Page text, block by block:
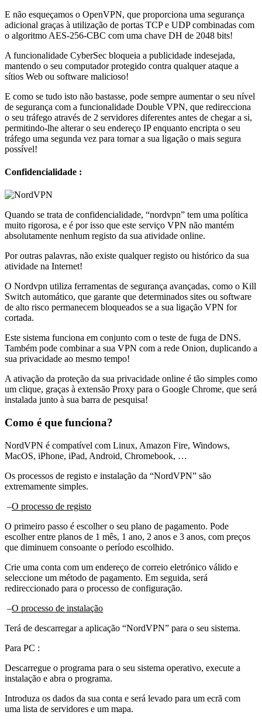
E não esqueçamos o OpenVPN, que proporciona uma segurança
adicional graças à utilização de portas TCP e UDP combinadas com
o algoritmo AES-256-CBC com uma chave DH de 2048 bits!
A funcionalidade CyberSec bloqueia a publicidade indesejada,
mantendo o seu computador protegido contra qualquer ataque a
sítios Web ou software malicioso!
E como se tudo isto não bastasse, pode sempre aumentar o seu nível
de segurança com a funcionalidade Double VPN, que redirecciona
o seu tráfego através de 2 servidores diferentes antes de chegar a si,
permitindo-lhe alterar o seu endereço IP enquanto encripta o seu
tráfego uma segunda vez para tornar a sua ligação o mais segura
possível!
Confidencialidade :
Quando se trata de confidencialidade, “nordvpn” tem uma política
muito rigorosa, e é por isso que este serviço VPN não mantém
absolutamente nenhum registo da sua atividade online.
Por outras palavras, não existe qualquer registo ou histórico da sua
atividade na Internet!
O Nordvpn utiliza ferramentas de segurança avançadas, como o Kill
Switch automático, que garante que determinados sites ou software
de alto risco permanecem bloqueados se a sua ligação VPN for
cortada.
Este sistema funciona em conjunto com o teste de fuga de DNS.
Também pode combinar a sua VPN com a rede Onion, duplicando a
sua privacidade ao mesmo tempo!
A ativação da proteção da sua privacidade online é tão simples como
um clique, graças à extensão Proxy para o Google Chrome, que será
instalada junto à sua barra de pesquisa!
Como é que funciona?
NordVPN é compatível com Linux, Amazon Fire, Windows,
MacOS, iPhone, iPad, Android, Chromebook, …
Os processos de registo e instalação da “NordVPN” são
extremamente simples.
–O processo de registo
O primeiro passo é escolher o seu plano de pagamento. Pode
escolher entre planos de 1 mês, 1 ano, 2 anos e 3 anos, com preços
que diminuem consoante o período escolhido.
Crie uma conta com um endereço de correio eletrónico válido e
seleccione um método de pagamento. Em seguida, será
redireccionado para o processo de configuração.
–O processo de instalação
Terá de descarregar a aplicação “NordVPN” para o seu sistema.
Para PC :
Descarregue o programa para o seu sistema operativo, execute a
instalação e abra o programa.
Introduza os dados da sua conta e será levado para um ecrã com
uma lista de servidores e um mapa.